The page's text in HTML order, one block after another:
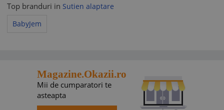
Top branduri in Sutien alaptare
BabyJem
Magazine.Okazii.ro
Mii de cumparatori te
asteapta